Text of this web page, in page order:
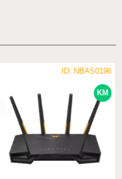
KM
ID: NBAS0196